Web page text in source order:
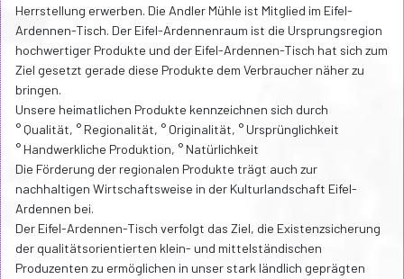
Herrstellung erwerben. Die Andler Mühle ist Mitglied im Eifel-
Ardennen-Tisch. Der Eifel-Ardennenraum ist die Ursprungsregion
hochwertiger Produkte und der Eifel-Ardennen-Tisch hat sich zum
Ziel gesetzt gerade diese Produkte dem Verbraucher näher zu
bringen.
Unsere heimatlichen Produkte kennzeichnen sich durch
° Qualität, ° Regionalität, ° Originalität, ° Ursprünglichkeit
° Handwerkliche Produktion, ° Natürlichkeit
Die Förderung der regionalen Produkte trägt auch zur
nachhaltigen Wirtschaftsweise in der Kulturlandschaft Eifel-
Ardennen bei.
Der Eifel-Ardennen-Tisch verfolgt das Ziel, die Existenzsicherung
der qualitätsorientierten klein- und mittelständischen
Produzenten zu ermöglichen in unser stark ländlich geprägten